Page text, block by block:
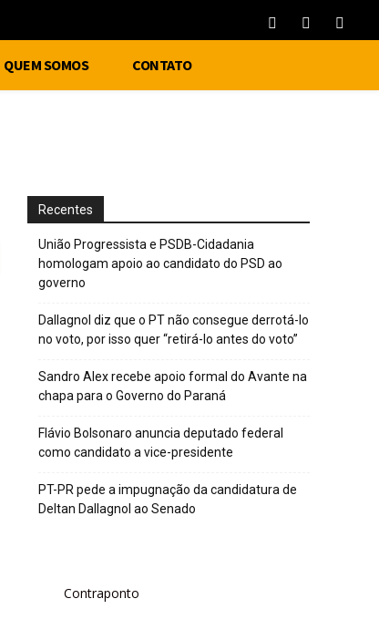
QUEM SOMOS CONTATO
Recentes
União Progressista e PSDB-Cidadania
homologam apoio ao candidato do PSD ao
governo
Dallagnol diz que o PT não consegue derrotá-lo
no voto, por isso quer “retirá-lo antes do voto”
Sandro Alex recebe apoio formal do Avante na
chapa para o Governo do Paraná
Flávio Bolsonaro anuncia deputado federal
como candidato a vice-presidente
PT-PR pede a impugnação da candidatura de
Deltan Dallagnol ao Senado
Contraponto